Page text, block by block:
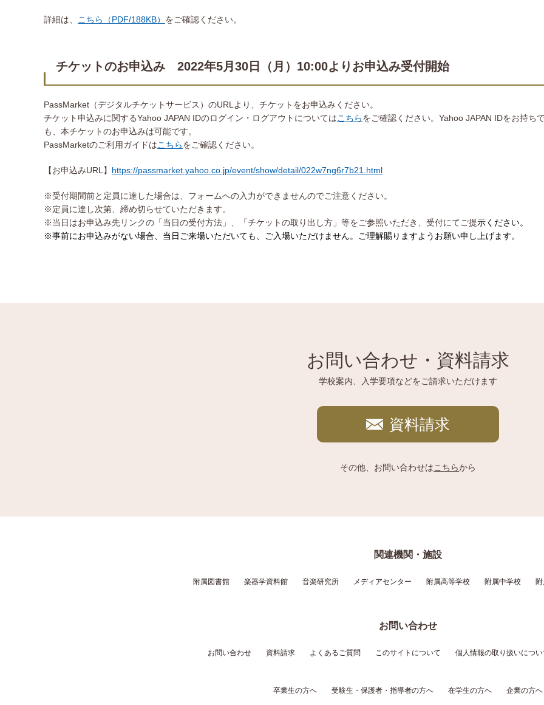
詳細は、 こちら（PDF/188KB） をご確認ください。
チケットのお申込み 2022年5月30日（月）10:00よりお申込み受付開始
PassMarket（デジタルチケットサービス）のURLより、チケットをお申込みください。
チケット申込みに関するYahoo JAPAN IDのログイン・ログアウトについてはこちらをご確認ください。Yahoo JAPAN IDをお持ち
も、本チケットのお申込みは可能です。
PassMarketのご利用ガイドはこちらをご確認ください。
【お申込みURL】 https://passmarket.yahoo.co.jp/event/show/detail/022w7ng6r7b21.html
※受付期間前と定員に達した場合は、フォームへの入力ができませんのでご注意ください。
※定員に達し次第、締め切らせていただきます。
※当日はお申込み先リンクの「当日の受付方法」、「チケットの取り出し方」等をご参照いただき、受付にてご提示ください。
※事前にお申込みがない場合、当日ご来場いただいても、ご入場いただけません。ご理解賜りますようお願い申し上げます。
お問い合わせ・資料請求
学校案内、入学要項などをご請求いただけます
資料請求
その他、お問い合わせはこちらから
関連機関・施設
附属図書館 楽器学資料館 音楽研究所 メディアセンター 附属高等学校 附属中学校
お問い合わせ
お問い合わせ 資料請求 よくあるご質問 このサイトについて 個人情報の取り扱いについ
卒業生の方へ 受験生・保護者・指導者の方へ 在学生の方へ 企業の方へ